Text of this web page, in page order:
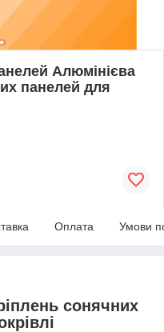
Алюмінієва
панелей для
Оплата Умови
сонячних